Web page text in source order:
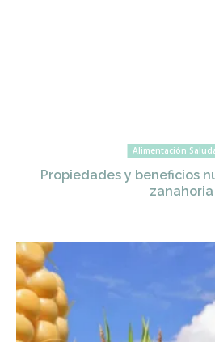
Alimentación
Propiedades y beneficios
zanahoria